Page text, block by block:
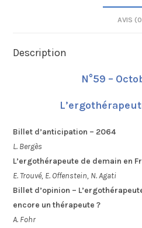
AVIS
Description
N°59 –
Billet d’anticipation – 2064
L. Bergès
L’ergothérapeute de demain en
E. Trouvé, E. Offenstein, N. Agati
Billet d’opinion –
encore un thérapeute ?
A. Fohr